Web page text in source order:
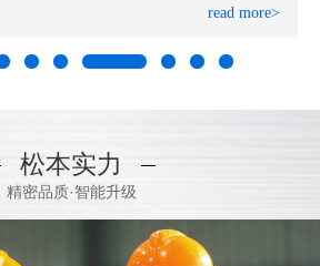
松本实力
精密品质·智能升级